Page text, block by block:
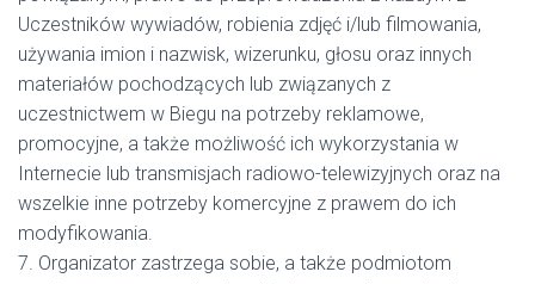
Uczestników wywiadów, robienia zdjęć i/lub filmowania,
używania imion i nazwisk, wizerunku, głosu oraz innych
materiałów pochodzących lub związanych z
uczestnictwem w Biegu na potrzeby reklamowe,
promocyjne, a także możliwość ich wykorzystania w
Internecie lub transmisjach radiowo-telewizyjnych oraz na
wszelkie inne potrzeby komercyjne z prawem do ich
modyfikowania.
7. Organizator zastrzega sobie, a także podmiotom